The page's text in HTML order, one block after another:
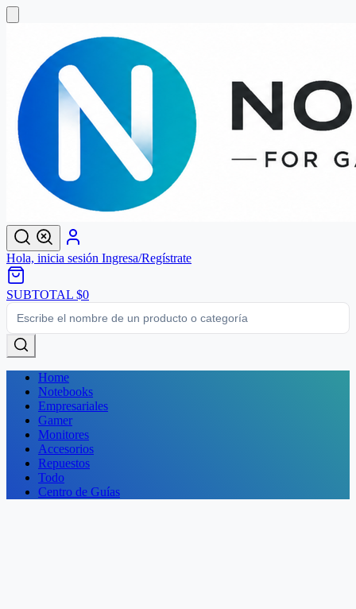
Hola, inicia sesión Ingresa/Regístrate
SUBTOTAL $0
Home
Notebooks
Empresariales
Gamer
Monitores
Accesorios
Repuestos
Todo
Centro de Guías